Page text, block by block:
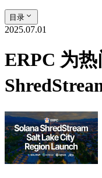
目录
2025.07.01
ERPC 为